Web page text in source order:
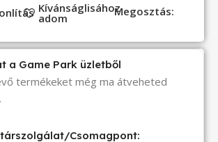
Kívánságlisához
adom Megosztás:
a Game Park üzletből
termékeket még ma átveheted
Csomagpont: